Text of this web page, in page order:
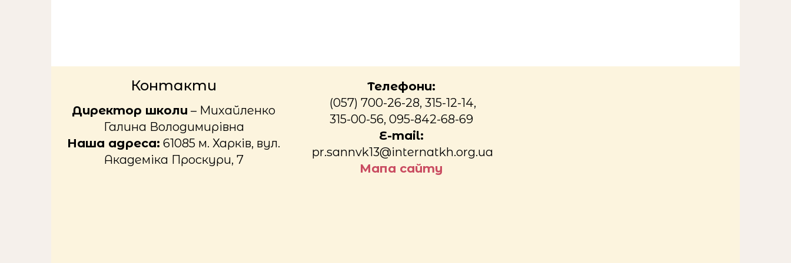
Контакти
Директор школи – Михайленко
Галина Володимирівна
Наша адреса: 61085 м. Харків, вул.
Академіка Проскури, 7
Телефони:
(057) 700-26-28, 315-12-14,
315-00-56, 095-842-68-69
E-mail:
pr.sannvk13@internatkh.org.ua
Мапа сайту